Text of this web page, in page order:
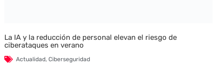
La IA y la reducción de personal elevan el riesgo de
ciberataques en verano
Actualidad, Ciberseguridad